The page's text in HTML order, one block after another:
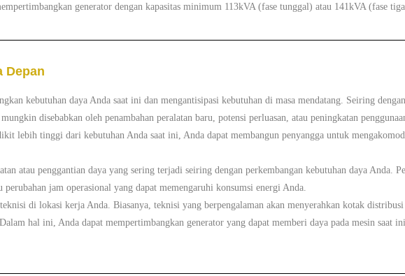
generator dengan kapasitas minimum 113kVA (fase tunggal) atau 141kVA (fase
Depan
kebutuhan daya Anda saat ini dan mengantisipasi kebutuhan di masa mendatang. Seiring
disebabkan oleh penambahan peralatan baru, potensi perluasan, atau peningkatan
lebih tinggi dari kebutuhan Anda saat ini, Anda dapat membangun penyangga untuk
atau penggantian daya yang sering terjadi seiring dengan perkembangan kebutuhan daya Anda.
jam operasional yang dapat memengaruhi konsumsi energi Anda.
di lokasi kerja Anda. Biasanya, teknisi yang berpengalaman akan menyerahkan kotak
hal ini, Anda dapat mempertimbangkan generator yang dapat memberi daya pada mesin saat